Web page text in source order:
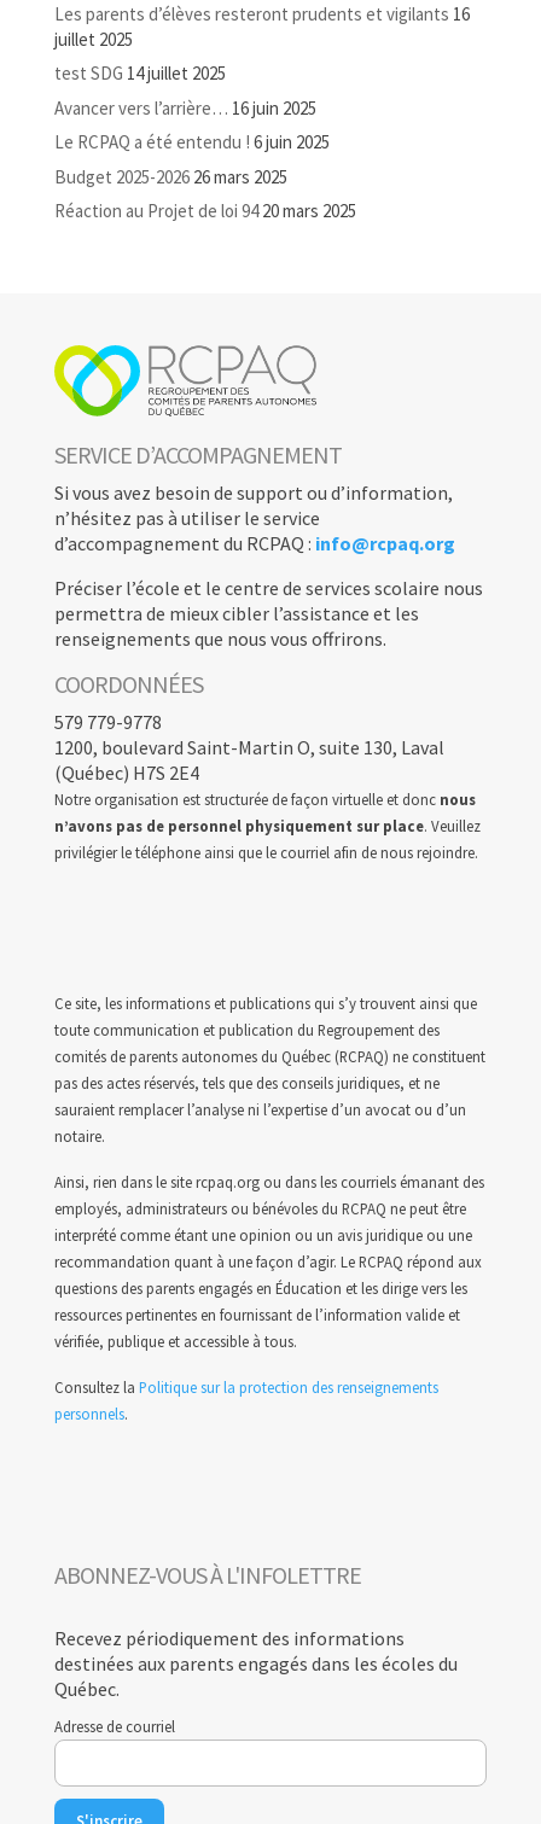
Les parents d’élèves resteront prudents et vigilants 16
juillet 2025
test SDG 14 juillet 2025
Avancer vers l’arrière… 16 juin 2025
Le RCPAQ a été entendu ! 6 juin 2025
Budget 2025-2026 26 mars 2025
Réaction au Projet de loi 94 20 mars 2025
SERVICE D’ACCOMPAGNEMENT
Si vous avez besoin de support ou d’information,
n’hésitez pas à utiliser le service
d’accompagnement du RCPAQ : info@rcpaq.org
Préciser l’école et le centre de services scolaire nous
permettra de mieux cibler l’assistance et les
renseignements que nous vous offrirons.
COORDONNÉES
579 779-9778
1200, boulevard Saint-Martin O, suite 130, Laval
(Québec) H7S 2E4
Notre organisation est structurée de façon virtuelle et donc nous
n’avons pas de personnel physiquement sur place. Veuillez
privilégier le téléphone ainsi que le courriel afin de nous rejoindre.
Ce site, les informations et publications qui s’y trouvent ainsi que
toute communication et publication du Regroupement des
comités de parents autonomes du Québec (RCPAQ) ne constituent
pas des actes réservés, tels que des conseils juridiques, et ne
sauraient remplacer l’analyse ni l’expertise d’un avocat ou d’un
notaire.
Ainsi, rien dans le site rcpaq.org ou dans les courriels émanant des
employés, administrateurs ou bénévoles du RCPAQ ne peut être
interprété comme étant une opinion ou un avis juridique ou une
recommandation quant à une façon d’agir. Le RCPAQ répond aux
questions des parents engagés en Éducation et les dirige vers les
ressources pertinentes en fournissant de l’information valide et
vérifiée, publique et accessible à tous.
Consultez la Politique sur la protection des renseignements
personnels.
ABONNEZ-VOUS À L'INFOLETTRE
Recevez périodiquement des informations
destinées aux parents engagés dans les écoles du
Québec.
Adresse de courriel